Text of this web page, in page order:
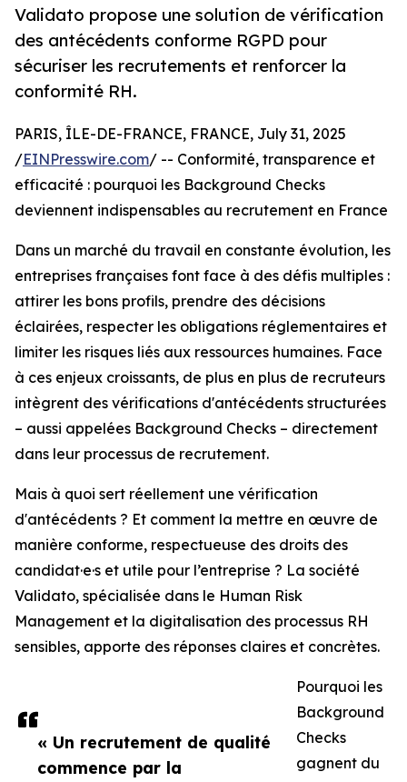
Validato propose une solution de vérification
des antécédents conforme RGPD pour
sécuriser les recrutements et renforcer la
conformité RH.
« Un recrutement de qualité
commence par la
PARIS, ÎLE-DE-FRANCE, FRANCE, July 31, 2025
/EINPresswire.com/ -- Conformité, transparence et
efficacité : pourquoi les Background Checks
deviennent indispensables au recrutement en France
Dans un marché du travail en constante évolution, les
entreprises françaises font face à des défis multiples :
attirer les bons profils, prendre des décisions
éclairées, respecter les obligations réglementaires et
limiter les risques liés aux ressources humaines. Face
à ces enjeux croissants, de plus en plus de recruteurs
intègrent des vérifications d'antécédents structurées
– aussi appelées Background Checks – directement
dans leur processus de recrutement.
Mais à quoi sert réellement une vérification
d'antécédents ? Et comment la mettre en œuvre de
manière conforme, respectueuse des droits des
candidat·e·s et utile pour l’entreprise ? La société
Validato, spécialisée dans le Human Risk
Management et la digitalisation des processus RH
sensibles, apporte des réponses claires et concrètes.
Pourquoi les
Background
Checks
gagnent du